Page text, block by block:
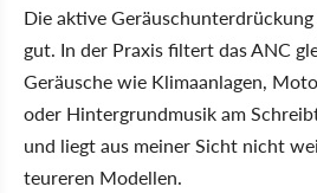
Die aktive
gut. In der Praxis filtert das ANC
Geräusche wie Klimaanlagen,
oder Hintergrundmusik am
und liegt aus meiner Sicht nicht
teureren Modellen.